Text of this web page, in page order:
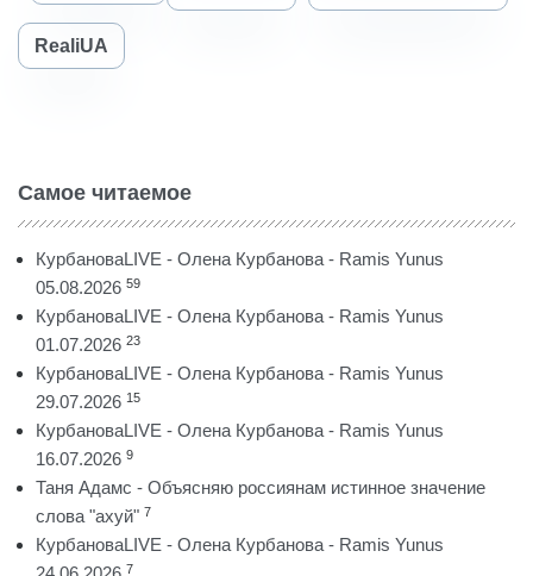
RealiUA
Самое читаемое
КурбановаLIVE - Олена Курбанова - Ramis Yunus
05.08.2026 59
КурбановаLIVE - Олена Курбанова - Ramis Yunus
01.07.2026 23
КурбановаLIVE - Олена Курбанова - Ramis Yunus
29.07.2026 15
КурбановаLIVE - Олена Курбанова - Ramis Yunus
16.07.2026 9
Таня Адамс - Объясняю россиянам истинное значение
слова "ахуй" 7
КурбановаLIVE - Олена Курбанова - Ramis Yunus
7